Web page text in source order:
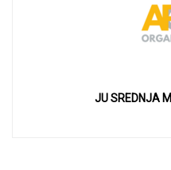
JU SREDNJA